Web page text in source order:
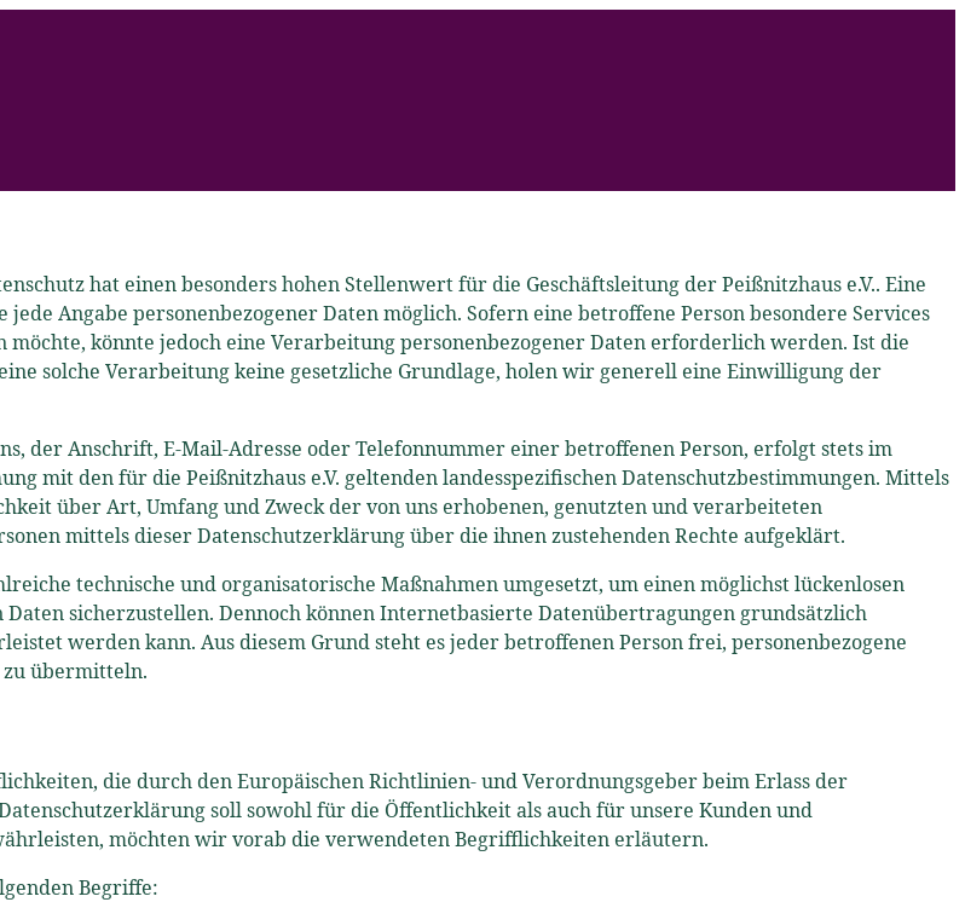
hat einen besonders hohen Stellenwert für die Geschäftsleitung der Peißnitzhaus e.V.. Eine
Angabe personenbezogener Daten möglich. Sofern eine betroffene Person besondere Services
könnte jedoch eine Verarbeitung personenbezogener Daten erforderlich werden. Ist die
solche Verarbeitung keine gesetzliche Grundlage, holen wir generell eine Einwilligung der
der Anschrift, E-Mail-Adresse oder Telefonnummer einer betroffenen Person, erfolgt stets im
mit den für die Peißnitzhaus e.V. geltenden landesspezifischen Datenschutzbestimmungen. Mittels
über Art, Umfang und Zweck der von uns erhobenen, genutzten und verarbeiteten
mittels dieser Datenschutzerklärung über die ihnen zustehenden Rechte aufgeklärt.
technische und organisatorische Maßnahmen umgesetzt, um einen möglichst lückenlosen
sicherzustellen. Dennoch können Internetbasierte Datenübertragungen grundsätzlich
werden kann. Aus diesem Grund steht es jeder betroffenen Person frei, personenbezogene
zu übermitteln.
die durch den Europäischen Richtlinien- und Verordnungsgeber beim Erlass der
soll sowohl für die Öffentlichkeit als auch für unsere Kunden und
möchten wir vorab die verwendeten Begrifflichkeiten erläutern.
Begriffe: